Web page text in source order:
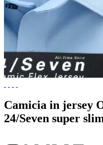
Camicia in jersey
24/Seven super